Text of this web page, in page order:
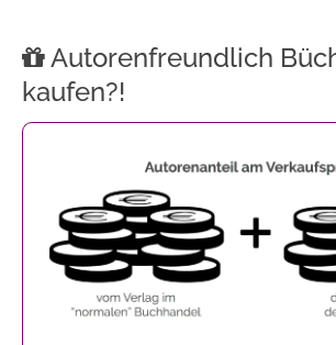
Autorenfreundlich
kaufen?!